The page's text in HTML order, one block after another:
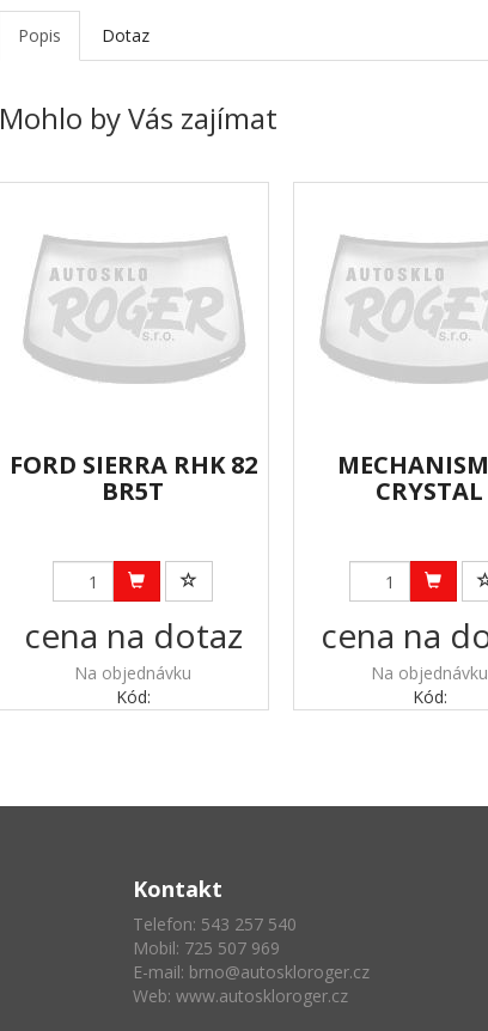
Popis Dotaz
Mohlo by Vás zajímat
FORD SIERRA RHK 82
BR5T
cena na dotaz
Na objednávku
Kód:
CRYSTAL
cena na
Na objednávku
Kód:
Kontakt
Telefon: 543 257 540
Mobil: 725 507 969
E-mail: brno@autoskloroger.cz
Web: www.autoskloroger.cz